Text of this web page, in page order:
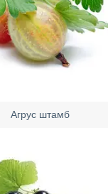
Агрус штамб